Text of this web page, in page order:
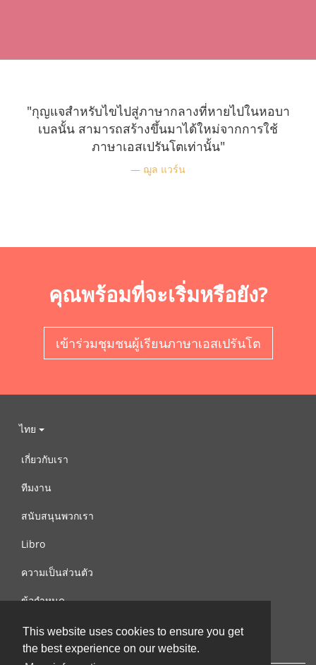
This website uses cookies to ensure you get
the best experience on our website.
"กุญแจสำหรับไขไปสู่ภาษากลางที่หายไปในหอบา
เบลนั้น สามารถสร้างขึ้นมาได้ใหม่จากการใช้
ภาษาเอสเปรันโตเท่านั้น"
ฌูล แวร์น
คุณพร้อมที่จะเริ่มหรือยัง?
เข้าร่วมชุมชนผู้เรียนภาษาเอสเปรันโต
ไทย
เกี่ยวกับเรา
ทีมงาน
สนับสนุนพวกเรา
Libro
ความเป็นส่วนตัว
ข้อกำหนด
ติดต่อเรา